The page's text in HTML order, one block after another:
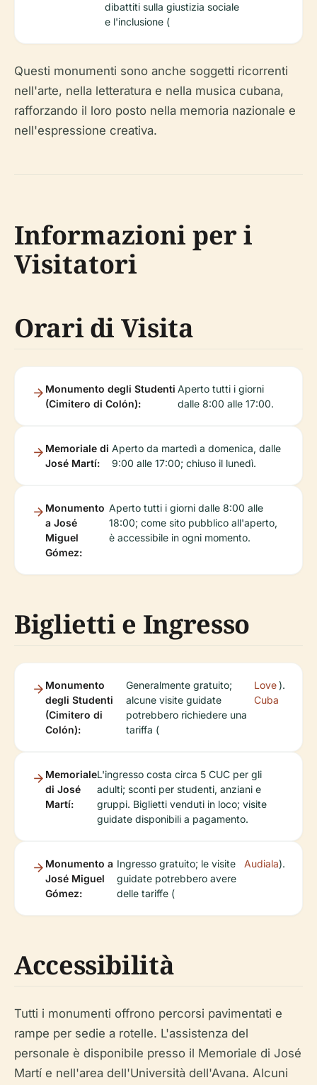
dibattiti sulla giustizia sociale
e l'inclusione (
Questi monumenti sono anche soggetti ricorrenti
nell'arte, nella letteratura e nella musica cubana,
rafforzando il loro posto nella memoria nazionale e
nell'espressione creativa.
Informazioni per i
Visitatori
Orari di Visita
Monumento degli Studenti
(Cimitero di Colón):
Aperto tutti i giorni
dalle 8:00 alle 17:00.
Memoriale di
José Martí:
Aperto da martedì a domenica, dalle
9:00 alle 17:00; chiuso il lunedì.
Monumento
a José
Miguel
Gómez:
Aperto tutti i giorni dalle 8:00 alle
18:00; come sito pubblico all'aperto,
è accessibile in ogni momento.
Biglietti e Ingresso
Monumento
degli Studenti
(Cimitero di
Colón):
Generalmente gratuito;
alcune visite guidate
potrebbero richiedere una
tariffa (
Love
Cuba
).
Memoriale
di José
Martí:
L'ingresso costa circa 5 CUC per gli
adulti; sconti per studenti, anziani e
gruppi. Biglietti venduti in loco; visite
guidate disponibili a pagamento.
Monumento a
José Miguel
Gómez:
Ingresso gratuito; le visite
guidate potrebbero avere
delle tariffe (
Audiala).
Accessibilità
Tutti i monumenti offrono percorsi pavimentati e
rampe per sedie a rotelle. L'assistenza del
personale è disponibile presso il Memoriale di José
Martí e nell'area dell'Università dell'Avana. Alcuni